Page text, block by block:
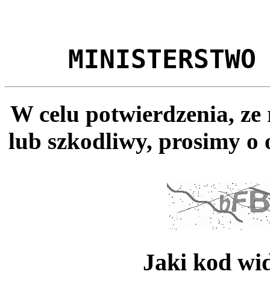
MINISTERSTWO
W celu potwierdzenia,
lub szkodliwy, prosimy o
Jaki kod